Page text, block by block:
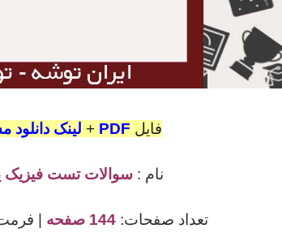
فایل PDF
+ لینک دانلود
نام : سوالات تست فیزیک
تعداد صفحات:144 صفحه |